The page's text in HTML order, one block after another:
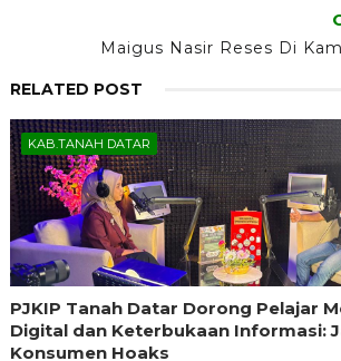
Maigus Nasir Reses Di
RELATED POST
KAB.TANAH DATAR
PJKIP Tanah Datar Dorong Pelajar
Digital dan Keterbukaan Informasi:
Konsumen Hoaks